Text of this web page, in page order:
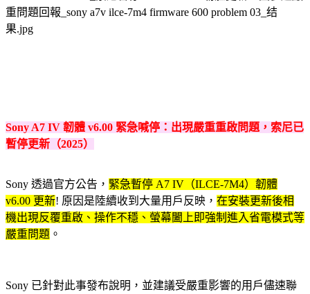
Sony A7 IV 韌體 v6.00 緊急喊停：出現嚴重重啟問題，索尼已
暫停更新（2025）
Sony 透過官方公告， 緊急暫停 A7 IV（ILCE-7M4）韌體
v6.00 更新! 原因是陸續收到大量用戶反映， 在安裝更新後相
機出現反覆重啟、操作不穩、螢幕闔上即強制進入省電模式等
嚴重問題 。
Sony 已針對此事發布說明，並建議受嚴重影響的用戶儘速聯